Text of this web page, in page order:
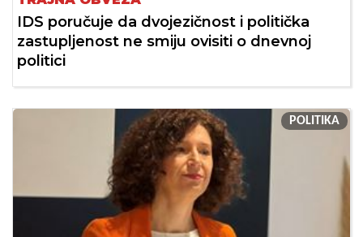
IDS poručuje da dvojezičnost i politička
zastupljenost ne smiju ovisiti o dnevnoj
politici
POLITIKA